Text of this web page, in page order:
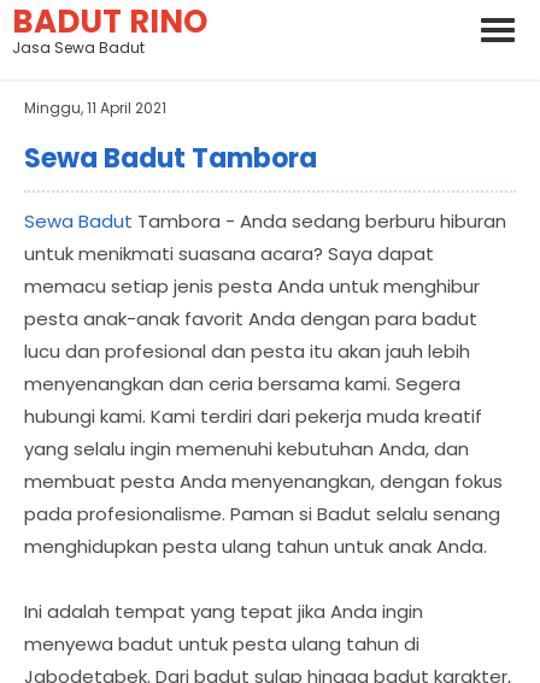
BADUT RINO
Jasa Sewa Badut
Minggu, 11 April 2021
Sewa Badut Tambora
Sewa Badut Tambora - Anda sedang berburu hiburan
untuk menikmati suasana acara? Saya dapat
memacu setiap jenis pesta Anda untuk menghibur
pesta anak-anak favorit Anda dengan para badut
lucu dan profesional dan pesta itu akan jauh lebih
menyenangkan dan ceria bersama kami. Segera
hubungi kami. Kami terdiri dari pekerja muda kreatif
yang selalu ingin memenuhi kebutuhan Anda, dan
membuat pesta Anda menyenangkan, dengan fokus
pada profesionalisme. Paman si Badut selalu senang
menghidupkan pesta ulang tahun untuk anak Anda.
Ini adalah tempat yang tepat jika Anda ingin
menyewa badut untuk pesta ulang tahun di
Jabodetabek. Dari badut sulap hingga badut karakter,